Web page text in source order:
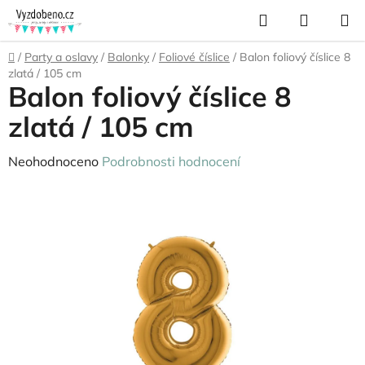
Přejít
na
obsah
Hledat
KOŠÍK
Domů
/ Party a oslavy / Balonky / Foliové číslice / Balon foliový číslice 8
zlatá / 105 cm
Balon foliový číslice 8
zlatá / 105 cm
Průměrné
Neohodnoceno Podrobnosti hodnocení